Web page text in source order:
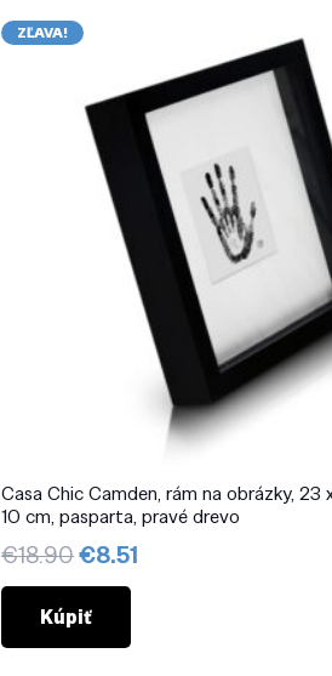
ZĽAVA!
Casa Chic Camden, rám na obrázky, 23
10 cm, pasparta, pravé drevo
€18.90Pôvodná
cena
bola:
€18.90.
€8.51
Kúpiť